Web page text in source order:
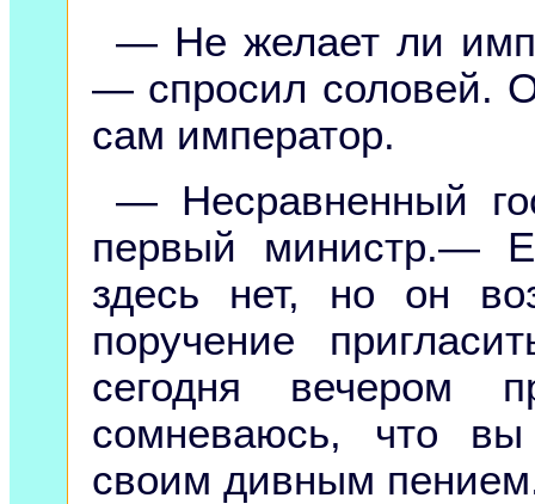
— Не желает ли
— спросил соловей.
сам император.
— Несравненный
первый министр.—
здесь нет, но он
поручение
сегодня вечером
сомневаюсь, что вы
своим дивным